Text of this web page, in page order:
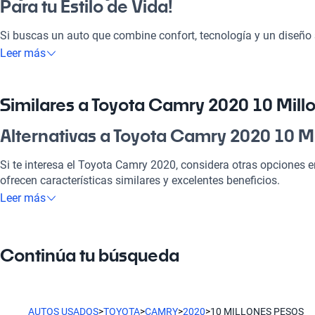
Para tu Estilo de Vida!
Si buscas un auto que combine confort, tecnología y un
a 10 millones de pesos es para ti. Ideal para el día a día, es
¿Por qué elegir Toyota Camry 2020 10
Tecnología al servicio de tu comodidad
Disfrutá de la mejor tecnología con Tecnología moderna, lo
placentero y conectado.
vida.
Leer más
Similares a Toyota Camry 2020 10
Alternativas a Toyota Camry 2020 10
Si te interesa el Toyota Camry 2020, considera otras opciones
ofrecen características similares y excelentes beneficios.
maniobrabilidad.
La Toyota RAV4 ofrece un gran espacio y seguridad, perfecta
Leer más
Continúa tu búsqueda
AUTOS USADOS>TOYOTA>CAMRY>2020>10 MILLONES PESOS